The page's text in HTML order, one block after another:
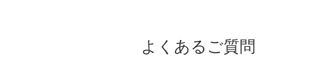
よくあるご質問